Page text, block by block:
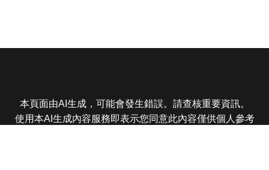
本頁面由AI生成，可能會發生錯誤。請查核重要資訊。
使用本AI生成內容服務即表示您同意此內容僅供個人參考